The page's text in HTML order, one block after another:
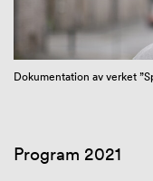
GIBCA
GIBCA Extended
Dokumentation av verket
Program 2021